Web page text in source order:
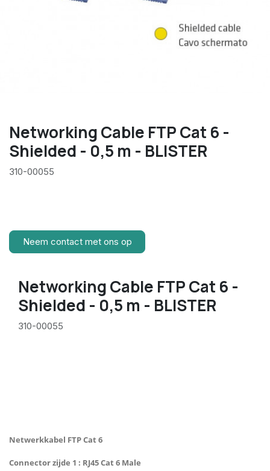
Networking Cable FTP Cat 6 -
Shielded - 0,5 m - BLISTER
310-00055
Neem contact met ons op
Networking Cable FTP Cat 6 -
Shielded - 0,5 m - BLISTER
310-00055
Netwerkkabel FTP Cat 6
Connector zijde 1 : RJ45 Cat 6 Male